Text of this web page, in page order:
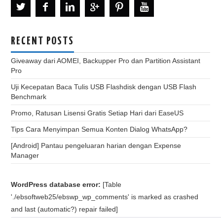
RECENT POSTS
Giveaway dari AOMEI, Backupper Pro dan Partition Assistant
Pro
Uji Kecepatan Baca Tulis USB Flashdisk dengan USB Flash
Benchmark
Promo, Ratusan Lisensi Gratis Setiap Hari dari EaseUS
Tips Cara Menyimpan Semua Konten Dialog WhatsApp?
[Android] Pantau pengeluaran harian dengan Expense
Manager
WordPress database error: [Table
'./ebsoftweb25/ebswp_wp_comments' is marked as crashed
and last (automatic?) repair failed]